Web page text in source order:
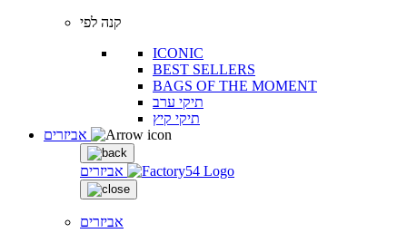
קנה לפי
ICONIC
BEST SELLERS
BAGS OF THE MOMENT
תיקי ערב
תיקי קיץ
אביזרים
אביזרים